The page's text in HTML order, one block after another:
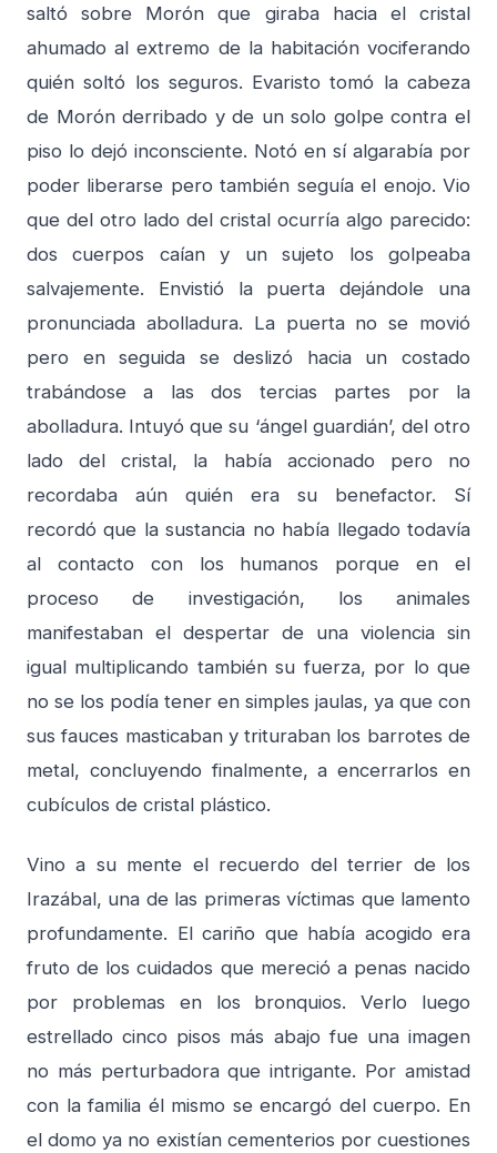
saltó sobre Morón que giraba hacia el cristal
ahumado al extremo de la habitación vociferando
quién soltó los seguros. Evaristo tomó la cabeza
de Morón derribado y de un solo golpe contra el
piso lo dejó inconsciente. Notó en sí algarabía por
poder liberarse pero también seguía el enojo. Vio
que del otro lado del cristal ocurría algo parecido:
dos cuerpos caían y un sujeto los golpeaba
salvajemente. Envistió la puerta dejándole una
pronunciada abolladura. La puerta no se movió
pero en seguida se deslizó hacia un costado
trabándose a las dos tercias partes por la
abolladura. Intuyó que su ‘ángel guardián’, del otro
lado del cristal, la había accionado pero no
recordaba aún quién era su benefactor. Sí
recordó que la sustancia no había llegado todavía
al contacto con los humanos porque en el
proceso de investigación, los animales
manifestaban el despertar de una violencia sin
igual multiplicando también su fuerza, por lo que
no se los podía tener en simples jaulas, ya que con
sus fauces masticaban y trituraban los barrotes de
metal, concluyendo finalmente, a encerrarlos en
cubículos de cristal plástico.
Vino a su mente el recuerdo del terrier de los
Irazábal, una de las primeras víctimas que lamento
profundamente. El cariño que había acogido era
fruto de los cuidados que mereció a penas nacido
por problemas en los bronquios. Verlo luego
estrellado cinco pisos más abajo fue una imagen
no más perturbadora que intrigante. Por amistad
con la familia él mismo se encargó del cuerpo. En
el domo ya no existían cementerios por cuestiones